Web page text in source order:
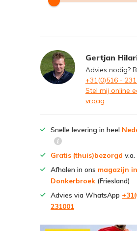
Gertjan
Advies nodig?
+31(0)516 -
Stel mij online
vraag
Snelle levering in heel
Gratis (thuis)bezorgd
Afhalen in ons magazijn in
Donkerbroek (Friesland)
Advies via WhatsApp
231001